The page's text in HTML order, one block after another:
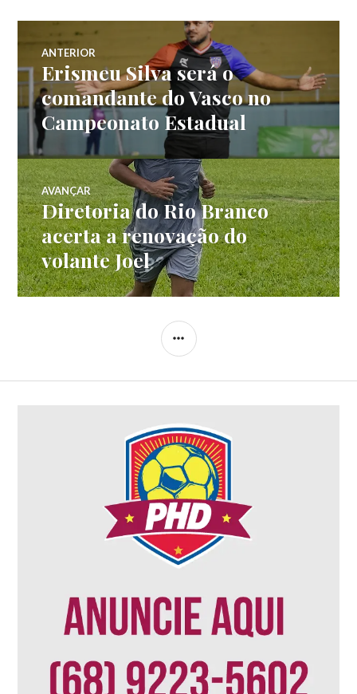
ANTERIOR
Erismeu Silva será o
comandante do Vasco no
Campeonato Estadual
AVANÇAR
Diretoria do Rio Branco
acerta a renovação do
volante Joel